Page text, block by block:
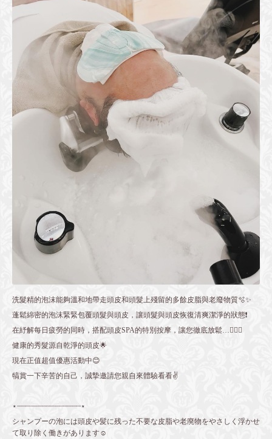
洗髮精的泡沫能夠溫和地帶走頭皮和頭髮上殘留的多餘皮脂與老廢物質🫧✨
蓬鬆綿密的泡沫緊緊包覆頭髮與頭皮，讓頭髮與頭皮恢復清爽潔淨的狀態❗️
在紓解每日疲勞的同時，搭配頭皮SPA的特別按摩，讓您徹底放鬆…🧖🏼‍♀️
健康的秀髮源自乾淨的頭皮🌟
現在正值超值優惠活動中😊
犒賞一下辛苦的自己，誠摯邀請您親自來體驗看看✌️
⋆┈┈┈┈┈┈┈┈┈┈┈┈┈┈┈⋆
シャンプーの泡には頭皮や髪に残った不要な皮脂や老廃物をやさしく浮かせ
て取り除く働きがあります☺️